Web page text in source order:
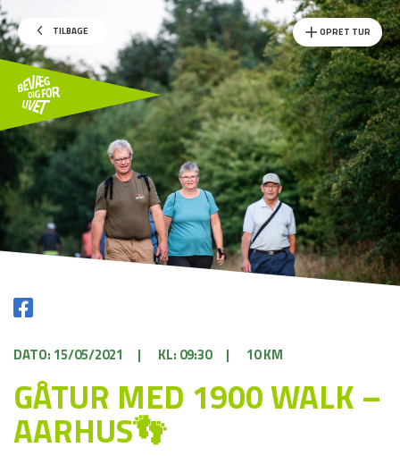
TILBAGE OPRET TUR
DATO: 15/05/2021 | KL: 09:30 | 10 KM
GÅTUR MED 1900 WALK –
AARHUS👣